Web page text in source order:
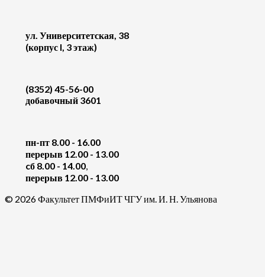
ул. Университетская, 38
(корпус I, 3 этаж)
(8352) 45-56-00
добавочный 3601
пн-пт 8.00 - 16.00
перерыв 12.00 - 13.00
cб 8.00 - 14.00,
перерыв 12.00 - 13.00
© 2026 Факультет ПМФиИТ ЧГУ им. И. Н. Ульянова